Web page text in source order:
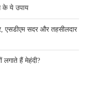
के ये उपाय
एसडीएम सदर और तहसीलदार
लगाते हैं मेहंदी?